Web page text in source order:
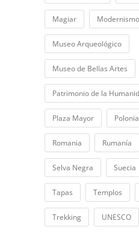
Magiar Modernismo
Museo Arqueológico
Museo de Bellas Artes
Patrimonio de la
Plaza Mayor Polonia
Romania Rumanía
Selva Negra Suecia
Tapas Templos
Trekking UNESCO